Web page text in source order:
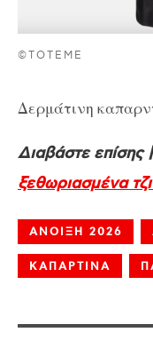
©TOTEME
Δερμάτινη
Διαβάστε επίσης
ξεθωριασμένα
ΑΝΟΙΞΗ 2026
ΚΑΠΑΡΤΙΝΑ